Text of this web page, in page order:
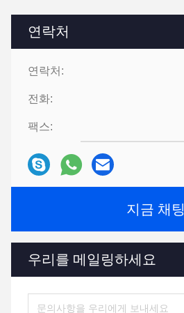
연락처
연락처:
전화:
팩스:
지금 채팅
우리를 메일링하세요